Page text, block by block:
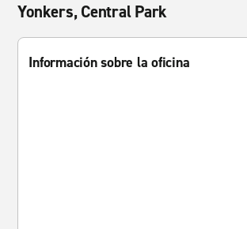
Yonkers, Central Park
Información sobre la oficina